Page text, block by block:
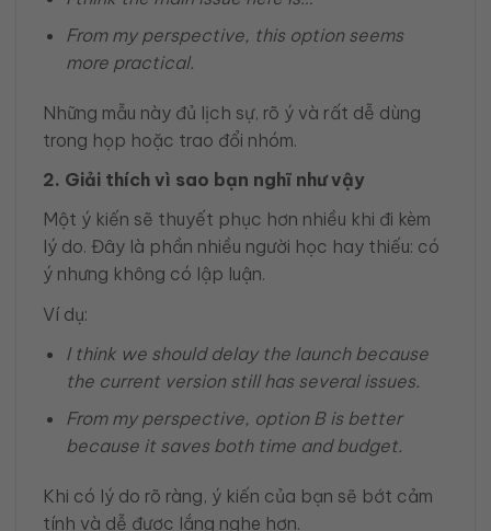
From my perspective, this option seems
more practical.
Những mẫu này đủ lịch sự, rõ ý và rất dễ dùng
trong họp hoặc trao đổi nhóm.
2. Giải thích vì sao bạn nghĩ như vậy
Một ý kiến sẽ thuyết phục hơn nhiều khi đi kèm
lý do. Đây là phần nhiều người học hay thiếu: có
ý nhưng không có lập luận.
Ví dụ:
I think we should delay the launch because
the current version still has several issues.
From my perspective, option B is better
because it saves both time and budget.
Khi có lý do rõ ràng, ý kiến của bạn sẽ bớt cảm
tính và dễ được lắng nghe hơn.